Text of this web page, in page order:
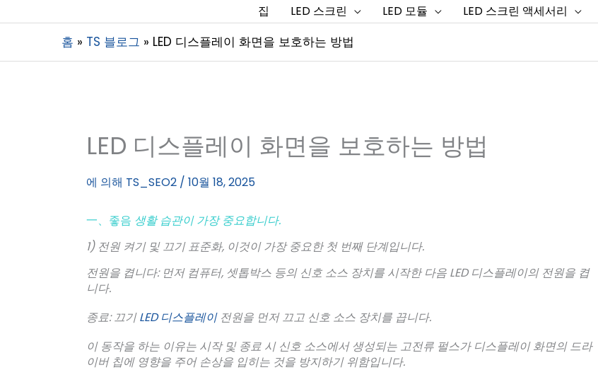
집 LED 스크린 LED 모듈 LED 스크린 액세서리
홈 TS 블로그 LED 디스플레이 화면을 보호하는 방법
LED 디스플레이 화면을 보호하는 방법
에 의해 TS_SEO2 / 10월 18, 2025
一、좋음 생활 습관이 가장 중요합니다.
1) 전원 켜기 및 끄기 표준화, 이것이 가장 중요한 첫 번째 단계입니다.
전원을 켭니다: 먼저 컴퓨터, 셋톱박스 등의 신호 소스 장치를 시작한 다음 LED 디스플레이의 전원을 켭
니다.
종료: 끄기LED 디스플레이전원을 먼저 끄고 신호 소스 장치를 끕니다.
이 동작을 하는 이유는 시작 및 종료 시 신호 소스에서 생성되는 고전류 펄스가 디스플레이 화면의 드라
이버 칩에 영향을 주어 손상을 입히는 것을 방지하기 위함입니다.